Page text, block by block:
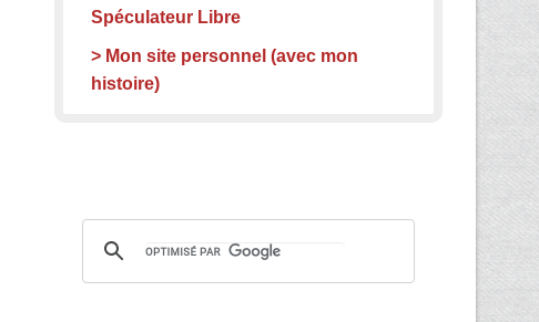
Spéculateur Libre
> Mon site personnel (avec mon
histoire)